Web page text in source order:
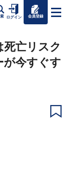
ログイン 会員登録
亡リスク
今すぐす